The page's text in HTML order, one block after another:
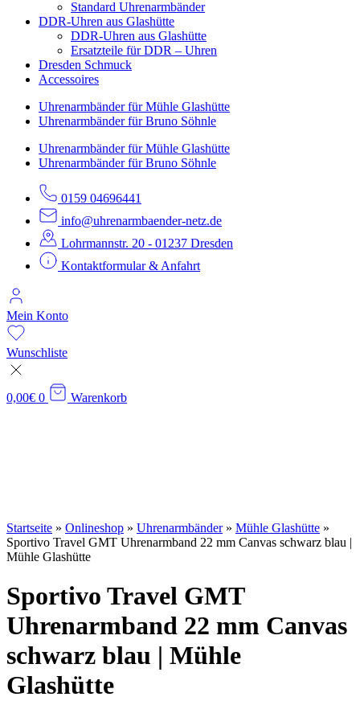
Standard Uhrenarmbänder
DDR-Uhren aus Glashütte
DDR-Uhren aus Glashütte
Ersatzteile für DDR – Uhren
Dresden Schmuck
Accessoires
Uhrenarmbänder für Mühle Glashütte
Uhrenarmbänder für Bruno Söhnle
Uhrenarmbänder für Mühle Glashütte
Uhrenarmbänder für Bruno Söhnle
0159 04696441
info@uhrenarmbaender-netz.de
Lohrmannstr. 20 - 01237 Dresden
Kontaktformular & Anfahrt
Mein Konto
Wunschliste
0,00€ 0 Warenkorb
Startseite » Onlineshop » Uhrenarm­bänder» Mühle Glashütte »
Sportivo Travel GMT Uhrenarmband 22 mm Canvas schwarz blau |
Mühle Glashütte
Sportivo Travel GMT
Uhrenarmband 22 mm Canvas
schwarz blau | Mühle
Glashütte